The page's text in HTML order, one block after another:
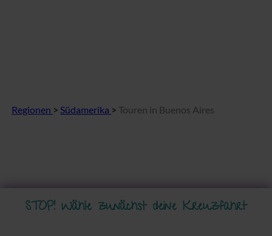
Regionen > Südamerika >Touren in Buenos Aires
STOP! Wähle zunächst deine Kreuzfahrt